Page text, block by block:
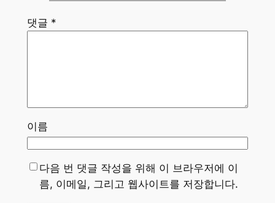
댓글 *
이름
다음 번 댓글 작성을 위해 이 브라우저에 이
름, 이메일, 그리고 웹사이트를 저장합니다.